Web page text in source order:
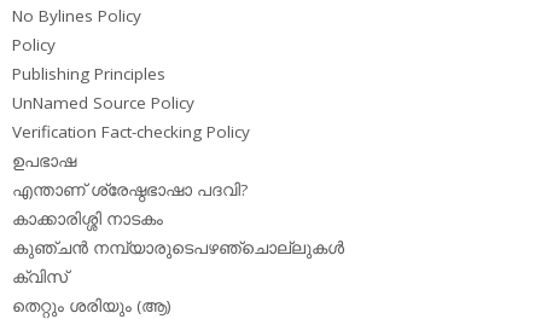
No Bylines Policy
Policy
Publishing Principles
UnNamed Source Policy
Verification Fact-checking Policy
ഉപഭാഷ
എന്താണ് ശ്രേഷ്ഠഭാഷാ പദവി?
കാക്കാരിശ്ശി നാടകം
കുഞ്ചന്‍ നമ്പ്യാരുടെപഴഞ്ചൊല്ലുകള്‍
ക്വിസ്
തെറ്റും ശരിയും (ആ)